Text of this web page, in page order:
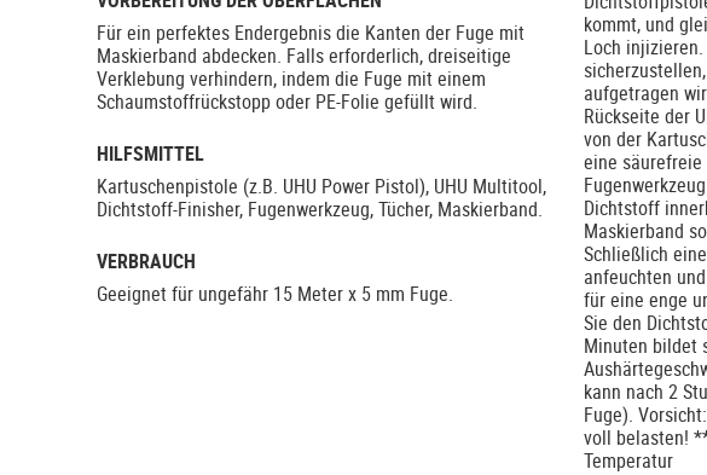
Für ein perfektes Endergebnis die Kanten der Fuge mit
Maskierband abdecken. Falls erforderlich, dreiseitige
Verklebung verhindern, indem die Fuge mit einem
Schaumstoffrückstopp oder PE-Folie gefüllt wird.
HILFSMITTEL
Kartuschenpistole (z.B. UHU Power Pistol), UHU Multitool,
Dichtstoff-Finisher, Fugenwerkzeug, Tücher, Maskierband.
VERBRAUCH
Geeignet für ungefähr 15 Meter x 5 mm Fuge.
kommt, und
Loch
aufgetragen
Rückseite der
von der
eine säurefreie
Dichtstoff
Maskierband
Schließlich
anfeuchten
für eine enge
Sie den
Minuten bildet
kann nach 2
Fuge).
voll belasten!
Temperatur